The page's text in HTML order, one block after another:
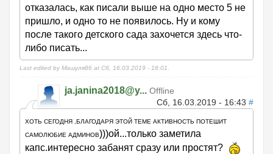
отказалась, как писали выше на одно место 5 не
пришло, и одно то не появилось. Ну и кому
после такого детского сада захочется здесь что-
либо писать...
Last edited by Машуля86 at Сб, 16.03.2019 - 18:01.
ja.janina2018@y... Offline
Сб, 16.03.2019 - 16:43 #
ХОТЬ СЕГОДНЯ ,БЛАГОДАРЯ ЭТОЙ ТЕМЕ АКТИВНОСТЬ ПОТЕШИТ
САМОЛЮБИЕ АДМИНОВ)))ой...только заметила
капс.интересно забанят сразу или простят?